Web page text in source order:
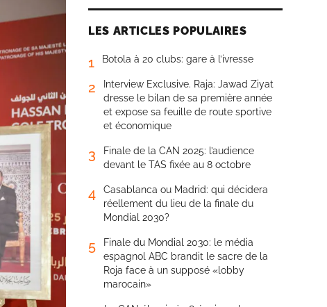
LES ARTICLES POPULAIRES
1 Botola à 20 clubs: gare à l’ivresse
2
Interview Exclusive. Raja: Jawad Ziyat
dresse le bilan de sa première année
et expose sa feuille de route sportive
et économique
3
Finale de la CAN 2025: l’audience
devant le TAS fixée au 8 octobre
4
Casablanca ou Madrid: qui décidera
réellement du lieu de la finale du
Mondial 2030?
5
Finale du Mondial 2030: le média
espagnol ABC brandit le sacre de la
Roja face à un supposé «lobby
marocain»